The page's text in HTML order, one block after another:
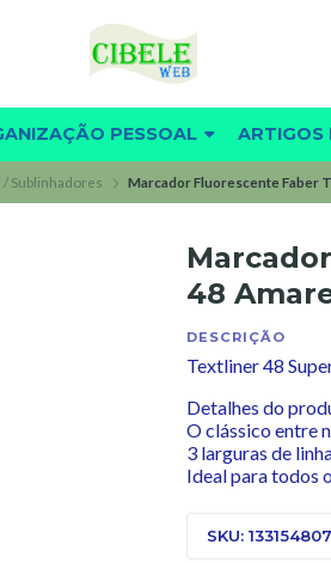
PESSOAL ARTIGOS
Sublinhadores Marcador Fluorescente Faber
48
DESCRIÇÃO
Textliner 48
Detalhes do
O clássico entre
3 larguras de
Ideal para todos
SKU: 133154807